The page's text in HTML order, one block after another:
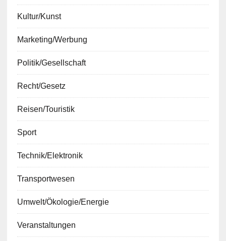
Kultur/Kunst
Marketing/Werbung
Politik/Gesellschaft
Recht/Gesetz
Reisen/Touristik
Sport
Technik/Elektronik
Transportwesen
Umwelt/Ökologie/Energie
Veranstaltungen